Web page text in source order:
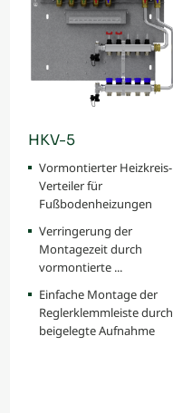
HKV-5
Vormontierter Heizkreis-
Verteiler für
Fußbodenheizungen
Verringerung der
Montagezeit durch
vormontierte ...
Einfache Montage der
Reglerklemmleiste durch
beigelegte Aufnahme